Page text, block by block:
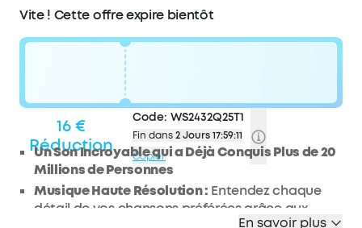
Vite ! Cette offre expire bientôt
16 €
Réduction
Code: WS2432Q25T1
Fin dans2 Jours 17:59:10
Copier
Un Son Incroyable qui a Déjà Conquis Plus de 20
Millions de Personnes
Musique Haute Résolution : Entendez chaque
détail de vos chansons préférées grâce aux
En savoir plus